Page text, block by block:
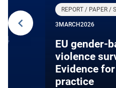
REPORT / PAPER /
3 MARCH2026
EU gender-
violence
Evidence
practice